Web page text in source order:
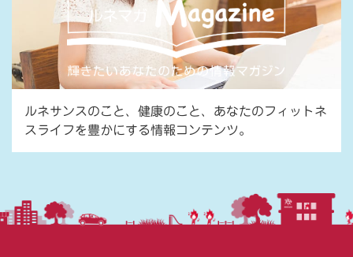
ルネサンスのこと、健康のこと、あなたのフィットネ
スライフを豊かにする情報コンテンツ。